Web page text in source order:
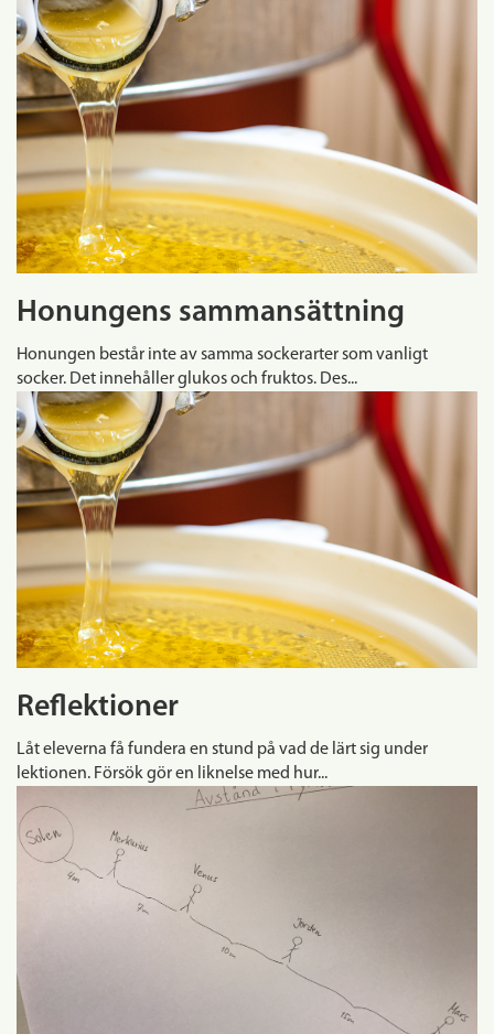
Honungens sammansättning
Honungen består inte av samma sockerarter som vanligt
socker. Det innehåller glukos och fruktos. Des...
Reflektioner
Låt eleverna få fundera en stund på vad de lärt sig under
lektionen. Försök gör en liknelse med hur...